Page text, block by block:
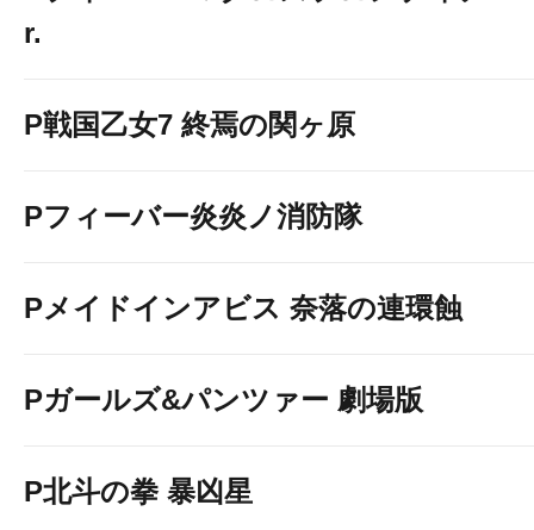
パチンコ館 ライ
r.
P戦国乙女7 終焉の関ヶ原
Pフィーバー炎炎ノ消防隊
Pメイドインアビス 奈落の連環蝕
Pガールズ&パンツァー 劇場版
P北斗の拳 暴凶星